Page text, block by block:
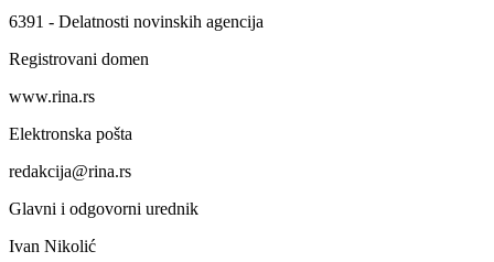
6391 - Delatnosti novinskih agencija
Registrovani domen
www.rina.rs
Elektronska pošta
redakcija@rina.rs
Glavni i odgovorni urednik
Ivan Nikolić